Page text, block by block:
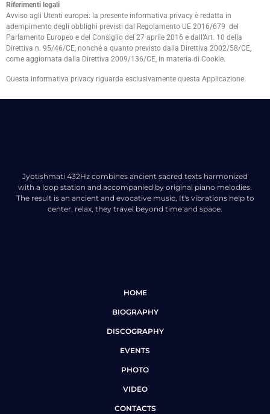
Riferimenti legali
Avviso agli Utenti europei: la presente informativa privacy è redatta in
adempimento degli obblighi previsti dal Regolamento UE 2016/679 del
Parlamento Europeo e del Consiglio del 27 aprile 2016 e dall’Art. 10 della
Direttiva n. 95/46/CE, nonché a quanto previsto dalla Direttiva 2002/58/CE,
come aggiornata dalla Direttiva 2009/136/CE, in materia di Cookie.
Questa informativa privacy riguarda esclusivamente questa Applicazione.
Jyotishmati 432Hz combines ancient sacred texts harmonized
with a loop station and accompanied by original piano melodies.
The result is an ancient and evocative music, It's vibrations help to
center, relax, they travel beyond time and space.
HOME
BIOGRAPHY
DISCOGRAPHY
EVENTS
PHOTO
VIDEO
CONTACTS